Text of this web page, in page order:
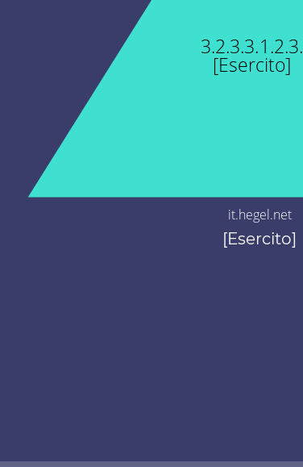
3.2.3.3.1.2.3.
[Esercito]
it.hegel.net
[Esercito]